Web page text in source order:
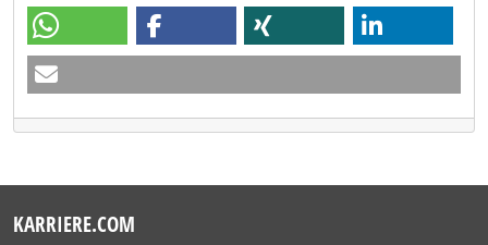
KARRIERE.COM